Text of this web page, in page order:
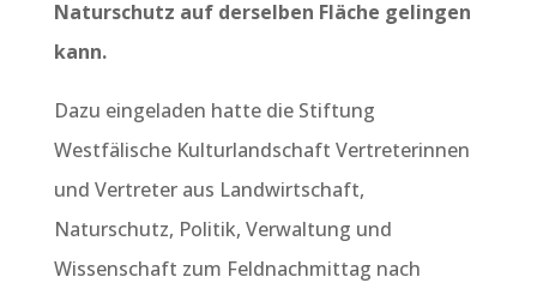
Naturschutz auf derselben Fläche gelingen
kann.
Dazu eingeladen hatte die Stiftung
Westfälische Kulturlandschaft Vertreterinnen
und Vertreter aus Landwirtschaft,
Naturschutz, Politik, Verwaltung und
Wissenschaft zum Feldnachmittag nach